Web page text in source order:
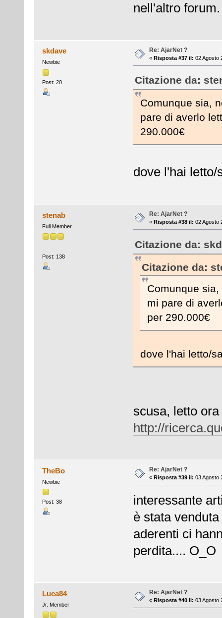
nell'altro forum.
skdave
Newbie
Post: 20
Re: AjarNet ?
« Risposta #37 il: 02 Agosto
Citazione da:
Comunque sia,
pare di averlo
290.000€
dove l'hai letto/
stenab
Full Member
Post: 138
Re: AjarNet ?
« Risposta #38 il: 02 Agosto
Citazione da:
Citazione da:
Comunque
mi pare di
per 290.000€
dove l'hai letto/
scusa, letto
http://
TheBo
Newbie
Post: 38
Re: AjarNet ?
« Risposta #39 il: 03 Agosto
interessante
è stata
aderenti ci
perdita.... O_O
Luca84
Jr. Member
Re: AjarNet ?
« Risposta #40 il: 03 Agosto